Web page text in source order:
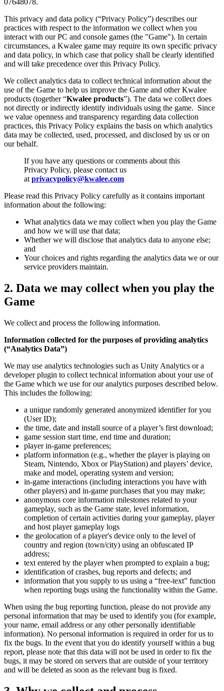
07648078.
This privacy and data policy (“Privacy Policy”) describes our
practices with respect to the information we collect when you
interact with our PC and console games (the "Game"). In certain
circumstances, a Kwalee game may require its own specific privacy
and data policy, in which case that policy shall be clearly identified
and will take precedence over this Privacy Policy.
We collect analytics data to collect technical information about the
use of the Game to help us improve the Game and other Kwalee
products (together “Kwalee products”). The data we collect does
not directly or indirectly identify individuals using the game. Since
we value openness and transparency regarding data collection
practices, this Privacy Policy explains the basis on which analytics
data may be collected, used, processed, and disclosed by us or on
our behalf.
If you have any questions or comments about this
Privacy Policy, please contact us
at privacypolicy@kwalee.com
Please read this Privacy Policy carefully as it contains important
information about the following:
What analytics data we may collect when you play the Game
and how we will use that data;
Whether we will disclose that analytics data to anyone else;
and
Your choices and rights regarding the analytics data we or our
service providers maintain.
2. Data we may collect when you play the
Game
We collect and process the following information.
Information collected for the purposes of providing analytics
(“Analytics Data”)
We may use analytics technologies such as Unity Analytics or a
developer plugin to collect technical information about your use of
the Game which we use for our analytics purposes described below.
This includes the following:
a unique randomly generated anonymized identifier for you
(User ID);
the time, date and install source of a player’s first download;
game session start time, end time and duration;
player in-game preferences;
platform information (e.g., whether the player is playing on
Steam, Nintendo, Xbox or PlayStation) and players’ device,
make and model, operating system and version;
in-game interactions (including interactions you have with
other players) and in-game purchases that you may make;
anonymous core information milestones related to your
gameplay, such as the Game state, level information,
completion of certain activities during your gameplay, player
and host player gameplay logs
the geolocation of a player's device only to the level of
country and region (town/city) using an obfuscated IP
address;
text entered by the player when prompted to explain a bug;
identification of crashes, bug reports and defects; and
information that you supply to us using a “free-text” function
when reporting bugs using the functionality within the Game.
When using the bug reporting function, please do not provide any
personal information that may be used to identify you (for example,
your name, email address or any other personally identifiable
information). No personal information is required in order for us to
fix the bugs. In the event that you do identify yourself within a bug
report, please note that this data will not be used in order to fix the
bugs, it may be stored on servers that are outside of your territory
and will be deleted as soon as the relevant bug is fixed.